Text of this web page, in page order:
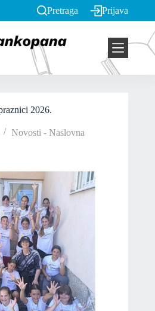
Pretraga Prijava
2026.
Novosti - Naslovna